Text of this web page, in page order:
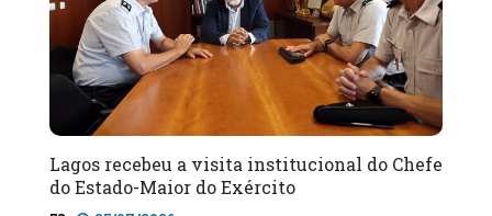
Lagos recebeu a visita institucional do Chefe
do Estado-Maior do Exército